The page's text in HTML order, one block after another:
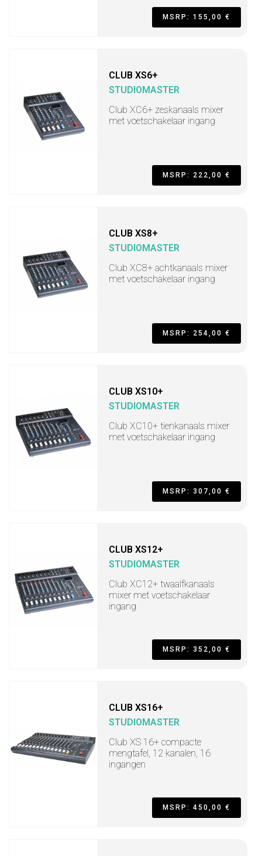
MSRP: 155,00 €
CLUB XS6+
STUDIOMASTER
Club XC6+ zeskanaals mixer
met voetschakelaar ingang
MSRP: 222,00 €
CLUB XS8+
STUDIOMASTER
Club XC8+ achtkanaals mixer
met voetschakelaar ingang
MSRP: 254,00 €
CLUB XS10+
STUDIOMASTER
Club XC10+ tienkanaals mixer
met voetschakelaar ingang
MSRP: 307,00 €
CLUB XS12+
STUDIOMASTER
Club XC12+ twaalfkanaals
mixer met voetschakelaar
ingang
MSRP: 352,00 €
CLUB XS16+
STUDIOMASTER
Club XS 16+ compacte
mengtafel, 12 kanalen, 16
ingangen
MSRP: 450,00 €